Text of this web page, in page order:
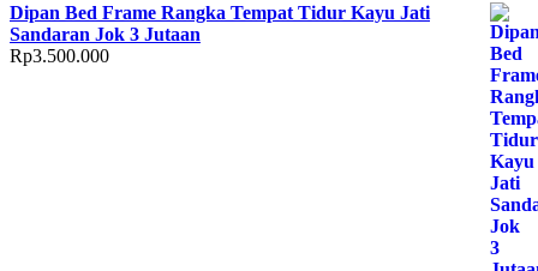
Dipan Bed Frame Rangka Tempat Tidur Kayu Jati
Sandaran Jok 3 Jutaan
Rp3.500.000